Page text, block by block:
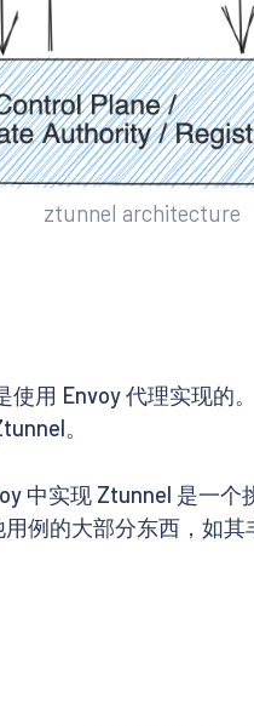
ztunnel architecture
用 Envoy 代理实现
。
中实现 Ztunnel 是一
例的大部分东西，如